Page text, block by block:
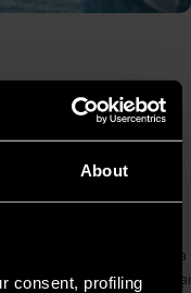
About
consent, profiling
Lâm, tỉnh Khánh Hòa
được triển khai thi công tại